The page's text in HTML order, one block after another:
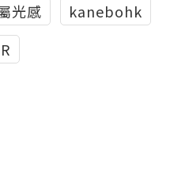
光感
kanebohk